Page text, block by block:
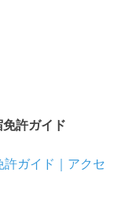
許ガイド
ガイド｜アクセ